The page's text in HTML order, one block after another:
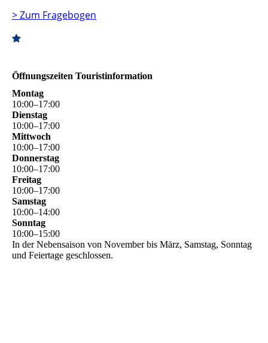
> Zum Fragebogen
Öffnungszeiten Touristinformation
Montag
10:00–17:00
Dienstag
10:00–17:00
Mittwoch
10:00–17:00
Donnerstag
10:00–17:00
Freitag
10:00–17:00
Samstag
10:00–14:00
Sonntag
10:00–15:00
In der Nebensaison von November bis März, Samstag, Sonntag
und Feiertage geschlossen.